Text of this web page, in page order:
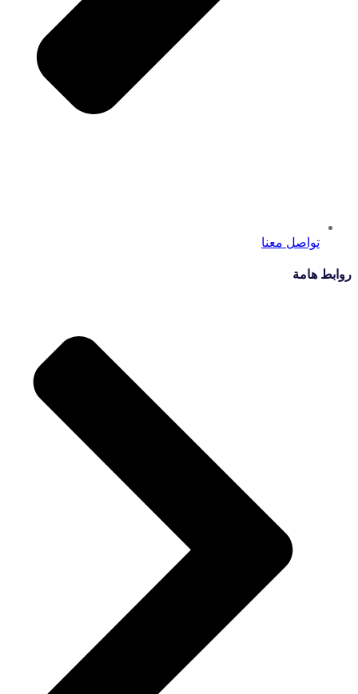
تواصل معنا
روابط هامة